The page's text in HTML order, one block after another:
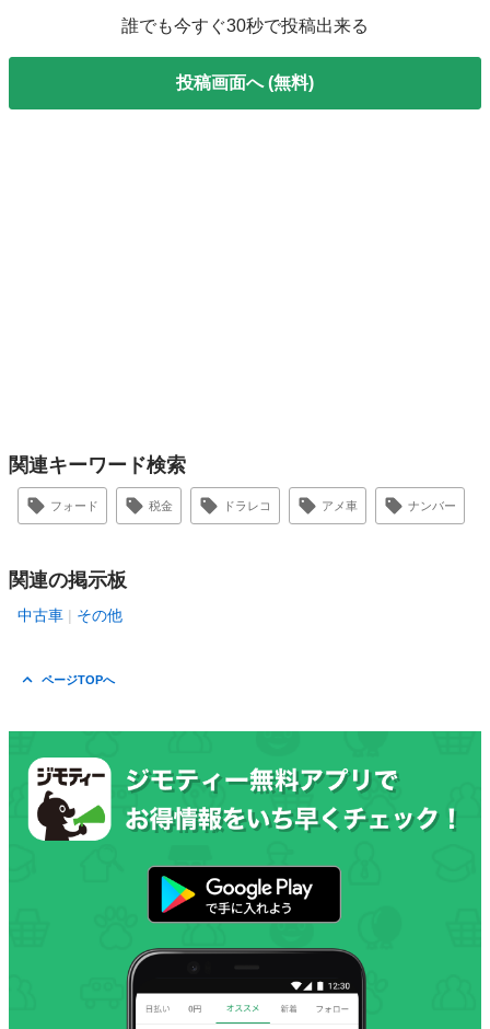
誰でも今すぐ30秒で投稿出来る
投稿画面へ (無料)
関連キーワード検索
フォード 税金 ドラレコ アメ車 ナンバー
関連の掲示板
中古車 その他
ページTOPへ